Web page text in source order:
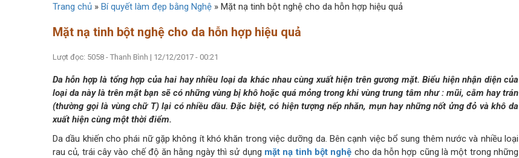
Trang chủ » Bí quyết làm đẹp bằng Nghệ » Mặt nạ tinh bột nghệ cho da hỗn hợp hiệu quả
Mặt nạ tinh bột nghệ cho da hỗn hợp hiệu quả
Lượt đọc: 5058 - Thanh Bình | 12/12/2017 - 00:21
Da hỗn hợp là tổng hợp của hai hay nhiều loại da khác nhau cùng xuất hiện trên gương mặt. Biểu hiện nhận diện của
loại da này là trên mặt bạn sẽ có những vùng bị khô hoặc quá mỏng trong khi vùng trung tâm như : mũi, cằm hay trán
(thường gọi là vùng chữ T) lại có nhiều dầu. Đặc biệt, có hiện tượng nếp nhăn, mụn hay những nốt ửng đỏ và khô da
xuất hiện cùng một thời điểm.
Da dầu khiến cho phái nữ gặp không ít khó khăn trong việc dưỡng da. Bên cạnh việc bổ sung thêm nước và nhiều loại
rau củ, trái cây vào chế độ ăn hằng ngày thì sử dụng mặt nạ tinh bột nghệ cho da hỗn hợp cũng là một trong những